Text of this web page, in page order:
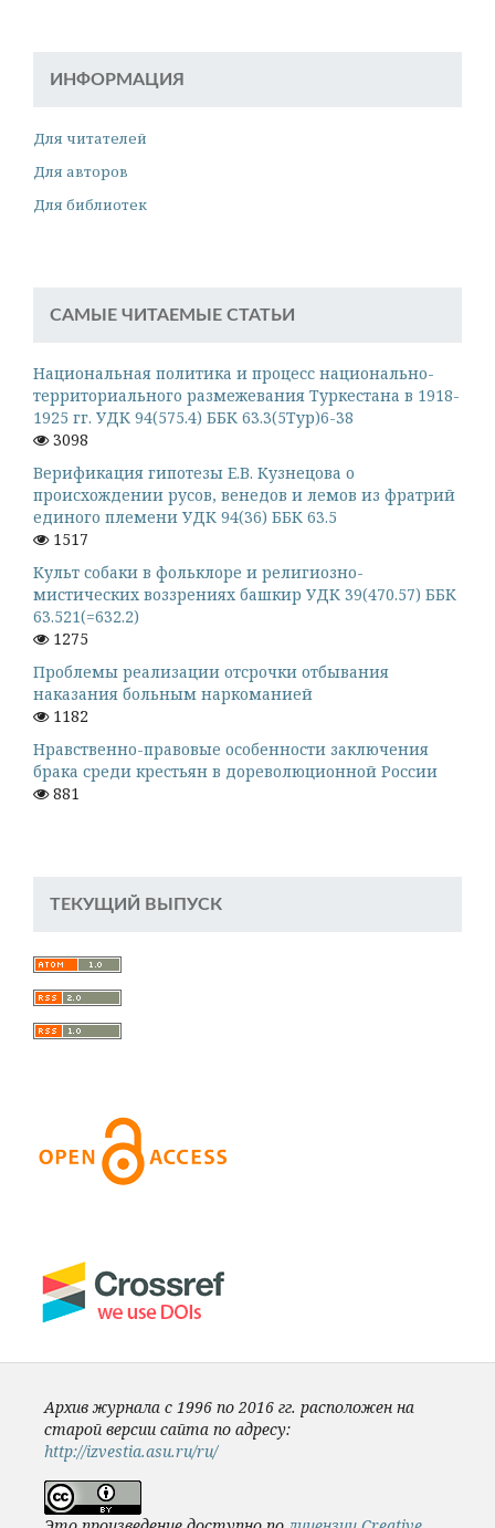
ИНФОРМАЦИЯ
Для читателей
Для авторов
Для библиотек
САМЫЕ ЧИТАЕМЫЕ СТАТЬИ
Национальная политика и процесс национально-
территориального размежевания Туркестана в 1918-
1925 гг. УДК 94(575.4) ББК 63.3(5Тур)6-38
3098
Верификация гипотезы Е.В. Кузнецова о
происхождении русов, венедов и лемов из фратрий
единого племени УДК 94(36) ББК 63.5
1517
Культ собаки в фольклоре и религиозно-
мистических воззрениях башкир УДК 39(470.57) ББК
63.521(=632.2)
1275
Проблемы реализации отсрочки отбывания
наказания больным наркоманией
1182
Нравственно-правовые особенности заключения
брака среди крестьян в дореволюционной России
881
ТЕКУЩИЙ ВЫПУСК
Архив журнала с 1996 по 2016 гг. расположен на
старой версии сайта по адресу:
http://izvestia.asu.ru/ru/